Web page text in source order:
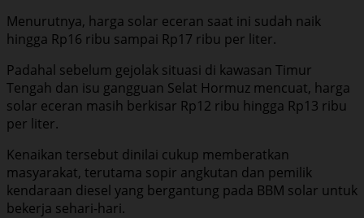
Menurutnya, harga solar eceran saat ini sudah naik
hingga Rp16 ribu sampai Rp17 ribu per liter.
Padahal sebelum gejolak situasi di kawasan Timur
Tengah dan isu gangguan Selat Hormuz mencuat, harga
solar eceran masih berkisar Rp12 ribu hingga Rp13 ribu
per liter.
Kenaikan tersebut dinilai cukup memberatkan
masyarakat, terutama sopir angkutan dan pemilik
kendaraan diesel yang bergantung pada BBM solar untuk
bekerja sehari-hari.